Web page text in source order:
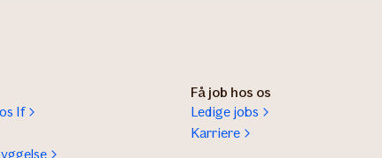
If
Få job hos os
Ledige jobs
Karriere